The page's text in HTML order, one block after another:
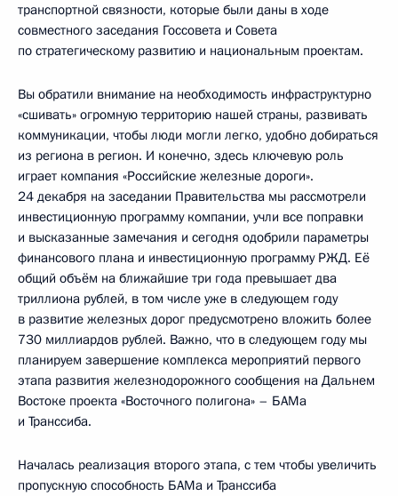
транспортной связности, которые были даны в ходе
совместного заседания Госсовета и Совета
по стратегическому развитию и национальным проектам.
Вы обратили внимание на необходимость инфраструктурно
«сшивать» огромную территорию нашей страны, развивать
коммуникации, чтобы люди могли легко, удобно добираться
из региона в регион. И конечно, здесь ключевую роль
играет компания «Российские железные дороги».
24 декабря на заседании Правительства мы рассмотрели
инвестиционную программу компании, учли все поправки
и высказанные замечания и сегодня одобрили параметры
финансового плана и инвестиционную программу РЖД. Её
общий объём на ближайшие три года превышает два
триллиона рублей, в том числе уже в следующем году
в развитие железных дорог предусмотрено вложить более
730 миллиардов рублей. Важно, что в следующем году мы
планируем завершение комплекса мероприятий первого
этапа развития железнодорожного сообщения на Дальнем
Востоке проекта «Восточного полигона» – БАМа
и Транссиба.
Началась реализация второго этапа, с тем чтобы увеличить
пропускную способность БАМа и Транссиба